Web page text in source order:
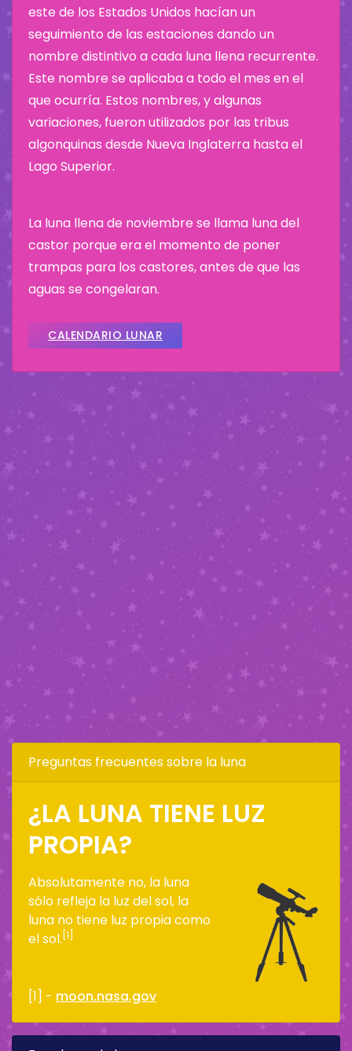
este de los Estados Unidos hacían un
seguimiento de las estaciones dando un
nombre distintivo a cada luna llena recurrente.
Este nombre se aplicaba a todo el mes en el
que ocurría. Estos nombres, y algunas
variaciones, fueron utilizados por las tribus
algonquinas desde Nueva Inglaterra hasta el
Lago Superior.
La luna llena de noviembre se llama luna del
castor porque era el momento de poner
trampas para los castores, antes de que las
aguas se congelaran.
CALENDARIO LUNAR
Preguntas frecuentes sobre la luna
¿LA LUNA TIENE LUZ
PROPIA?
Absolutamente no, la luna
sólo refleja la luz del sol, la
luna no tiene luz propia como
el sol. [1]
[1] - moon.nasa.gov